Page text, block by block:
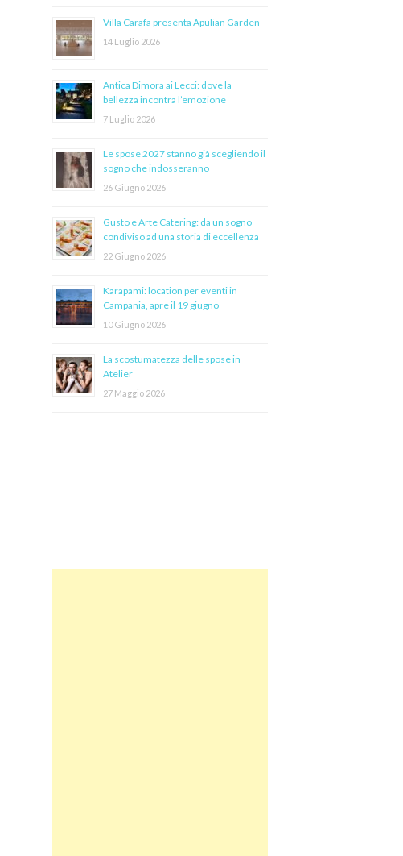
Villa Carafa presenta Apulian Garden
14 Luglio 2026
Antica Dimora ai Lecci: dove la
bellezza incontra l’emozione
7 Luglio 2026
Le spose 2027 stanno già scegliendo il
sogno che indosseranno
26 Giugno 2026
Gusto e Arte Catering: da un sogno
condiviso ad una storia di eccellenza
22 Giugno 2026
Karapami: location per eventi in
Campania, apre il 19 giugno
10 Giugno 2026
La scostumatezza delle spose in
Atelier
27 Maggio 2026